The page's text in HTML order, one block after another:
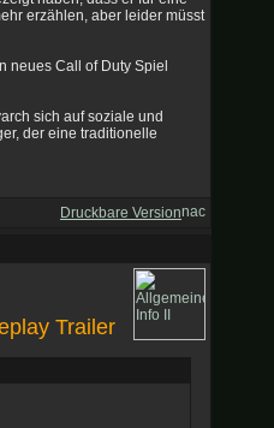
erzählen, aber leider müsst
neues Call of Duty Spiel
sich auf soziale und
der eine traditionelle
Druckbare Version
Trailer